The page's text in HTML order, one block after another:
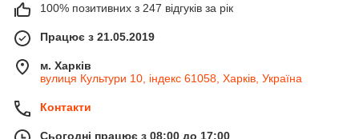
100% позитивних з 247 відгуків за рік
Працює з 21.05.2019
м. Харків
вулиця Культури 10, індекс 61058, Харків, Україна
Контакти
Сьогодні працює з 08:00 до 17:00